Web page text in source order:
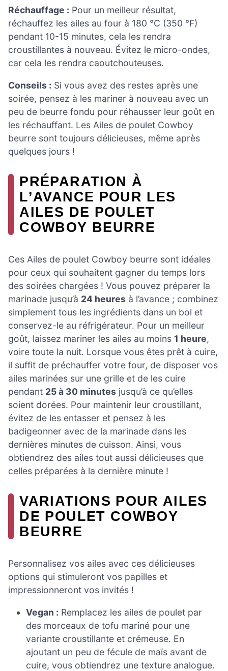
Réchauffage : Pour un meilleur résultat,
réchauffez les ailes au four à 180 °C (350 °F)
pendant 10-15 minutes, cela les rendra
croustillantes à nouveau. Évitez le micro-ondes,
car cela les rendra caoutchouteuses.
Conseils : Si vous avez des restes après une
soirée, pensez à les mariner à nouveau avec un
peu de beurre fondu pour réhausser leur goût en
les réchauffant. Les Ailes de poulet Cowboy
beurre sont toujours délicieuses, même après
quelques jours !
PRÉPARATION À
L’AVANCE POUR LES
AILES DE POULET
COWBOY BEURRE
Ces Ailes de poulet Cowboy beurre sont idéales
pour ceux qui souhaitent gagner du temps lors
des soirées chargées ! Vous pouvez préparer la
marinade jusqu’à 24 heures à l’avance ; combinez
simplement tous les ingrédients dans un bol et
conservez-le au réfrigérateur. Pour un meilleur
goût, laissez mariner les ailes au moins 1 heure,
voire toute la nuit. Lorsque vous êtes prêt à cuire,
il suffit de préchauffer votre four, de disposer vos
ailes marinées sur une grille et de les cuire
pendant 25 à 30 minutes jusqu’à ce qu’elles
soient dorées. Pour maintenir leur croustillant,
évitez de les entasser et pensez à les
badigeonner avec de la marinade dans les
dernières minutes de cuisson. Ainsi, vous
obtiendrez des ailes tout aussi délicieuses que
celles préparées à la dernière minute !
VARIATIONS POUR AILES
DE POULET COWBOY
BEURRE
Personnalisez vos ailes avec ces délicieuses
options qui stimuleront vos papilles et
impressionneront vos invités !
Vegan : Remplacez les ailes de poulet par
des morceaux de tofu mariné pour une
variante croustillante et crémeuse. En
ajoutant un peu de fécule de maïs avant de
cuire, vous obtiendrez une texture analogue.